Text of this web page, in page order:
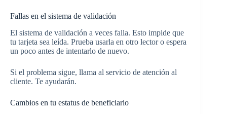
Fallas en el sistema de validación
El sistema de validación a veces falla. Esto impide que
tu tarjeta sea leída. Prueba usarla en otro lector o espera
un poco antes de intentarlo de nuevo.
Si el problema sigue, llama al servicio de atención al
cliente. Te ayudarán.
Cambios en tu estatus de beneficiario